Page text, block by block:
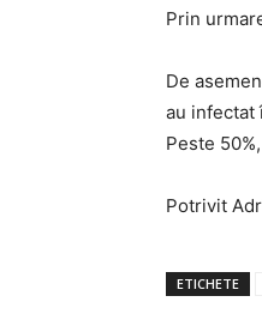
Prin
De
au infectat
Peste
Potrivit
ETICHETE